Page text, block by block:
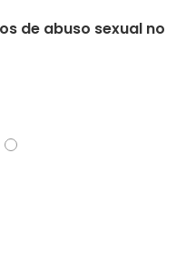
de abuso sexual no